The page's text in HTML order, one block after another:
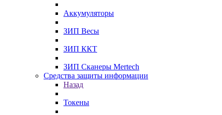
Аккумуляторы
ЗИП Весы
ЗИП ККТ
ЗИП Сканеры Mertech
Средства защиты информации
Назад
Токены